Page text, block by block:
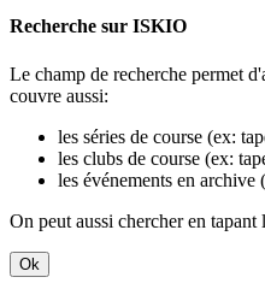
Recherche sur ISKIO
Le champ de recherche permet
couvre aussi:
les séries de course (ex:
les clubs de course (ex:
les événements en archive
On peut aussi chercher en
Ok